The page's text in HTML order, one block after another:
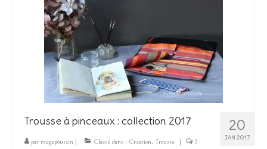
20
JAN 2017
Trousse à pinceaux : collection 2017
par rougepoussin | Classé dans : Création Trousse | 5